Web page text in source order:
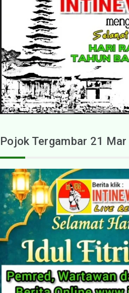
Pojok Tergambar 21